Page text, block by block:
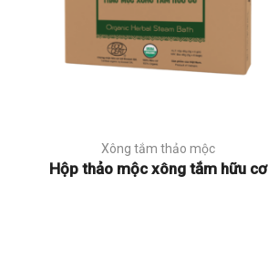
Xông tắm thảo mộc
Hộp thảo mộc xông tắm hữu cơ